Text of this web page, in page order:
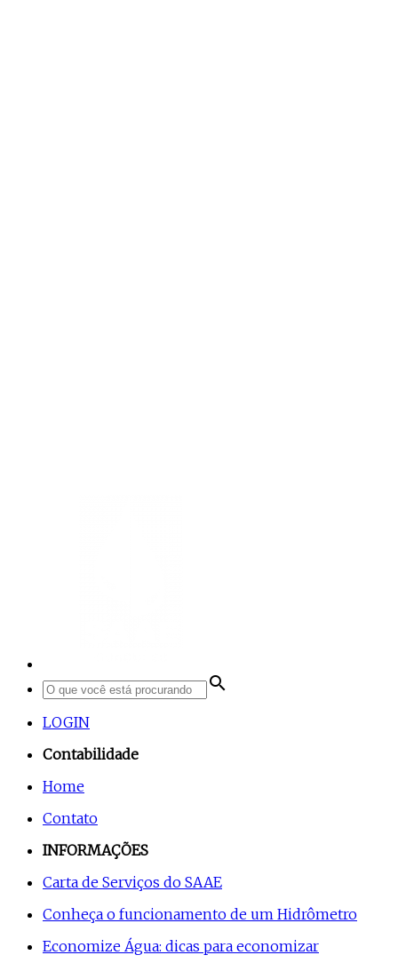
search
LOGIN
Contabilidade
Home
Contato
INFORMAÇÕES
Carta de Serviços do SAAE
Conheça o funcionamento de um Hidrômetro
Economize Água: dicas para economizar